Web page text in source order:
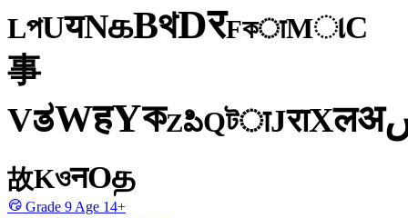
LপUयNகBথDरFকाMાC
事
VತWहYকZపిQটाJराXलअ
故KওनOத
Grade 9 Age 14+